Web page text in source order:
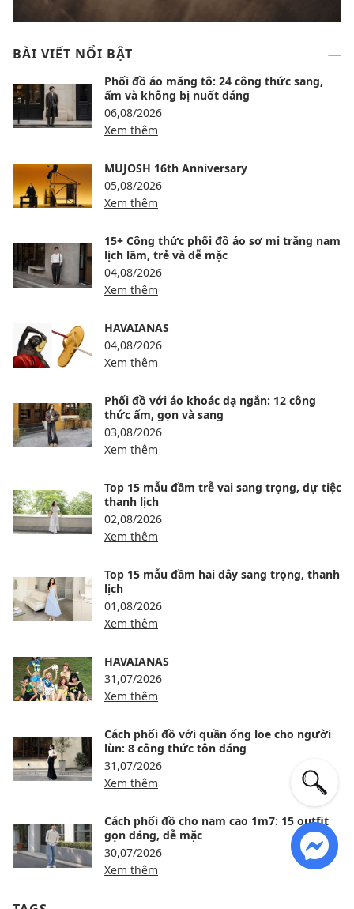
BÀI VIẾT NỔI BẬT
Phối đồ áo măng tô: 24 công thức sang,
ấm và không bị nuốt dáng
06,08/2026
Xem thêm
MUJOSH 16th Anniversary
05,08/2026
Xem thêm
15+ Công thức phối đồ áo sơ mi trắng nam
lịch lãm, trẻ và dễ mặc
04,08/2026
Xem thêm
HAVAIANAS
04,08/2026
Xem thêm
Phối đồ với áo khoác dạ ngắn: 12 công
thức ấm, gọn và sang
03,08/2026
Xem thêm
Top 15 mẫu đầm trễ vai sang trọng, dự tiệc
thanh lịch
02,08/2026
Xem thêm
Top 15 mẫu đầm hai dây sang trọng, thanh
lịch
01,08/2026
Xem thêm
HAVAIANAS
31,07/2026
Xem thêm
Cách phối đồ với quần ống loe cho người
lùn: 8 công thức tôn dáng
31,07/2026
Xem thêm
Cách phối đồ cho nam cao 1m7: 15 outfit
gọn dáng, dễ mặc
30,07/2026
Xem thêm